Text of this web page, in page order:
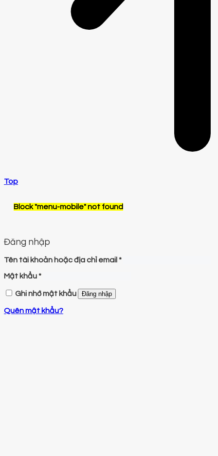
Top
Block"menu-mobile"not found
Đăng nhập
Tên tài khoản hoặc địa chỉ email*
Mật khẩu*
Ghi nhớ mật khẩu Đăng nhập
Quên mật khẩu?